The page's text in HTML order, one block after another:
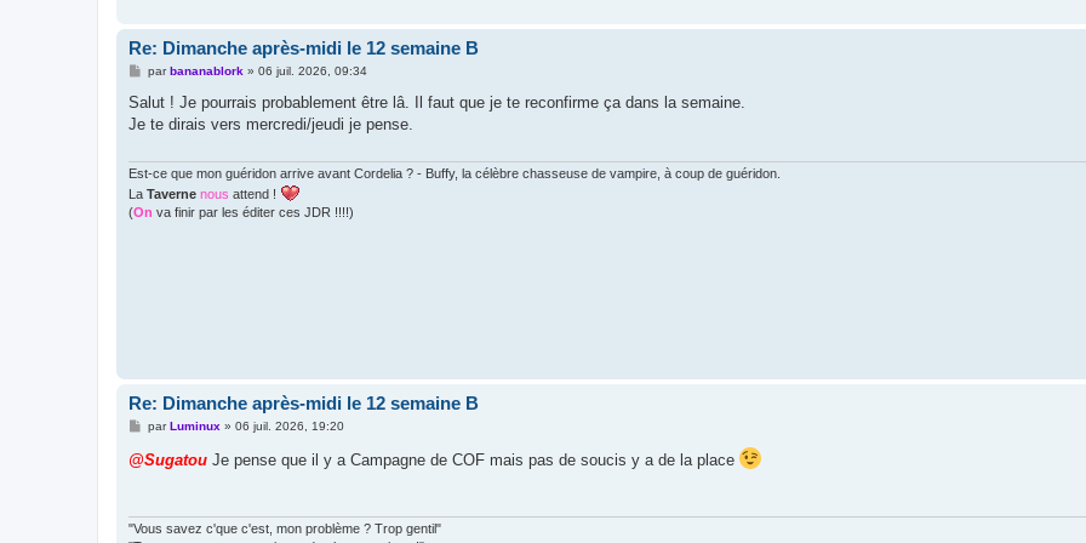
Re: Dimanche après-midi le 12 semaine B
M
s
a
parbananablork» 06 juil. 2026, 09:34
Salut ! Je pourrais probablement être lâ. Il faut que je te reconfirme ça dans la semaine.
Je te dirais vers mercredi/jeudi je pense.
Est-ce que mon guéridon arrive avant Cordelia ? - Buffy, la célèbre chasseuse de vampire, à coup de guéridon.
La Taverne nous attend !
(On va finir par les éditer ces JDR !!!!)
Re: Dimanche après-midi le 12 semaine B
M
s
s
parLuminux» 06 juil. 2026, 19:20
@Sugatou Je pense que il y a Campagne de COF mais pas de soucis y a de la place
"Vous savez c'que c'est, mon problème ? Trop gentil"